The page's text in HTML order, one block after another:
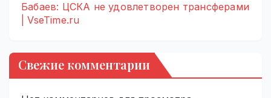
Бабаев: ЦСКА не удовлетворен трансферами
| VseTime.ru
Свежие комментарии